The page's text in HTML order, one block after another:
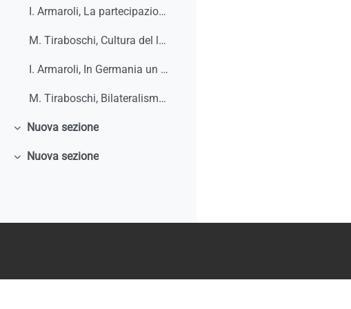
I. Armaroli, La partecipazione diretta dei lavoratori e il ruolo delle relazioni industriali: un progetto di ricerca europeo e un framework analitico per vederci più chiaro, Bollettino ADAPT, 22 luglio 2024, n. 29
M. Tiraboschi, Cultura del lavoro e istituti partecipativi (intervista impossibile a Marco Biagi), Materiali per una cultura del lavoro, 2022
I. Armaroli, In Germania un nuovo progetto di legge punta a rafforzare la codeterminazione, Bollettino ADAPT, 26 aprile 2021, n. 16
M. Tiraboschi, Bilateralismo e enti bilaterali: la nuova frontiera delle relazioni industriali in Italia, 2013
Minimizza
Nuova sezione
Minimizza
Nuova sezione